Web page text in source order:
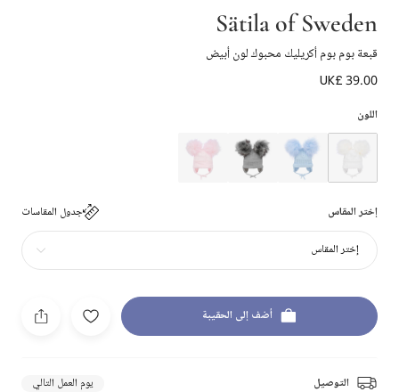
Sätila of Sweden
قبعة بوم بوم أكريليك محبوك لون أبيض
UK£ 39.00
اللون
إختر المقاس جدول المقاسات
إختر المقاس
أضف إلى الحقيبة
التوصيل يوم العمل التالي